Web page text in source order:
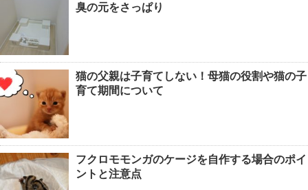
臭の元をさっぱり
猫の父親は子育てしない！母猫の役割や猫の子
育て期間について
フクロモモンガのケージを自作する場合のポイ
ントと注意点